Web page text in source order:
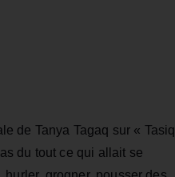
de Tanya Tagaq sur « Tasiq
du tout ce qui allait se